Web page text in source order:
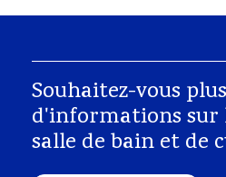
Souhaitez-vous plus
d'informations sur
salle de bain et de